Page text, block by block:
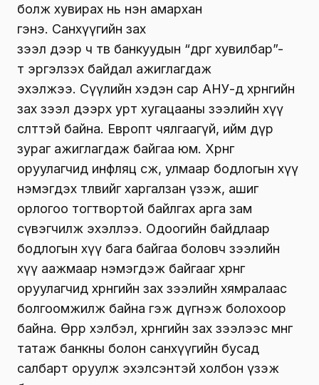
болж хувирах нь нэн амархан
гэнэ. Санхүүгийн зах
зээл дээр ч төв банкуудын “өөдрөг хувилбар”-
т эргэлзэх байдал ажиглагдаж
эхэлжээ. Сүүлийн хэдэн сар АНУ-д хөрөнгийн
зах зээл дээрх урт хугацааны зээлийн хүү
өсөлттэй байна. Европт чялгаагүй, ийм дүр
зураг ажиглагдаж байгаа юм. Хөрөнгө
оруулагчид инфляц өсөж, улмаар бодлогын хүү
нэмэгдэх төлөвийг харгалзан үзэж, ашиг
орлогоо тогтвортой байлгах арга зам
сүвэгчилж эхэллээ. Одоогийн байдлаар
бодлогын хүү бага байгаа боловч зээлийн
хүү аажмаар нэмэгдэж байгааг хөрөнгө
оруулагчид хөрөнгийн зах зээлийн хямралаас
болгоомжилж байна гэж дүгнэж болохоор
байна. Өөрөөр хэлбэл, хөрөнгийн зах зээлээс мөнгөө
татаж банкны болон санхүүгийн бусад
салбарт оруулж эхэлсэнтэй холбон үзэж